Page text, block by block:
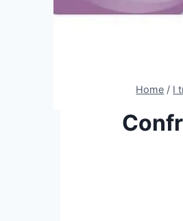
Home / I